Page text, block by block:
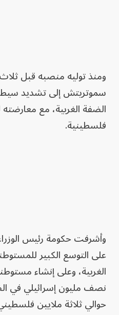
ومنذ توليه منصبه قبل
سموتريتش إلى تشديد
الضفة الغربية، مع معارضته
فلسطينية.
وأشرفت حكومة رئيس
على التوسع الكبير
الغربية، وعلى إنشاء
نصف مليون إسرائيلي في
حوالي ثلاثة ملايين